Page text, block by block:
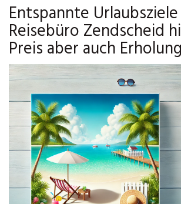
Entspannte
Reisebüro Zendscheid
Preis aber auch